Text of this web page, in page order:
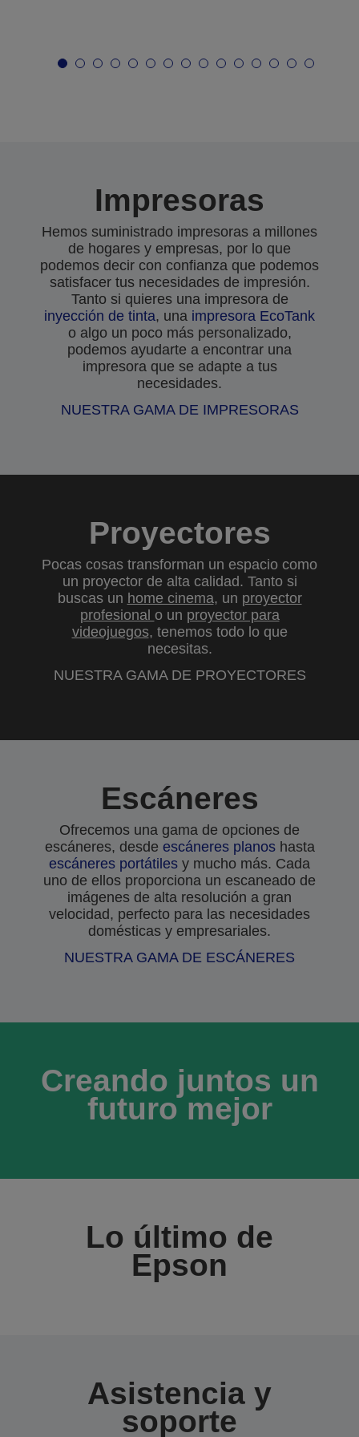
Impresoras
Hemos suministrado impresoras a millones
de hogares y empresas, por lo que
podemos decir con confianza que podemos
satisfacer tus necesidades de impresión.
Tanto si quieres una impresora de
inyección de tinta, una impresora EcoTank
o algo un poco más personalizado,
podemos ayudarte a encontrar una
impresora que se adapte a tus
necesidades.
NUESTRA GAMA DE IMPRESORAS
Proyectores
Pocas cosas transforman un espacio como
un proyector de alta calidad. Tanto si
buscas un home cinema, un proyector
profesional o un proyector para
videojuegos, tenemos todo lo que
necesitas.
NUESTRA GAMA DE PROYECTORES
Escáneres
Ofrecemos una gama de opciones de
escáneres, desde escáneres planoshasta
escáneres portátiles y mucho más. Cada
uno de ellos proporciona un escaneado de
imágenes de alta resolución a gran
velocidad, perfecto para las necesidades
domésticas y empresariales.
NUESTRA GAMA DE ESCÁNERES
Creando juntos un
futuro mejor
Lo último de
Epson
Asistencia y
soporte